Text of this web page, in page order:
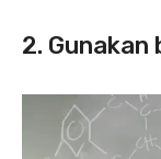
2. Gunakan